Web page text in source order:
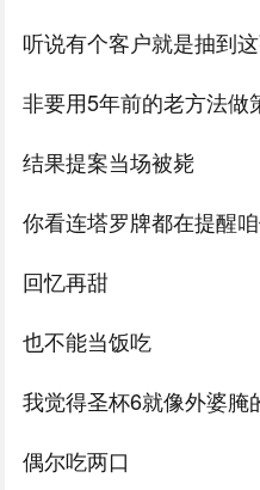
听说有个客户就是抽到
非要用5年前的老方法做
结果提案当场被毙
你看连塔罗牌都在提醒
回忆再甜
也不能当饭吃
我觉得圣杯6就像外婆腌
偶尔吃两口